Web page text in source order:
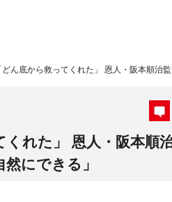
ん底から救ってくれた」 恩人・阪本順治
れた」 恩人・阪本順
にできる」